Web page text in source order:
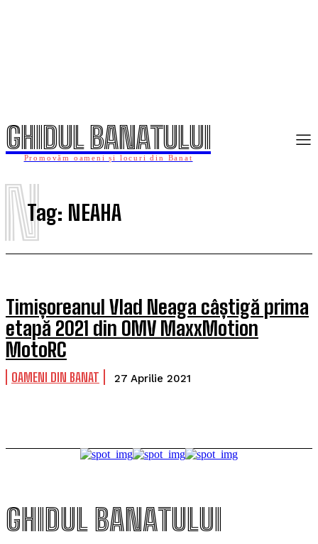
GHIDUL BANATULUI
Promovăm oameni și locuri din Banat
Tag: NEAHA
N
Timișoreanul Vlad Neaga câștigă prima
etapă 2021 din OMV MaxxMotion
MotoRC
OAMENI DIN BANAT 27 Aprilie 2021
GHIDUL BANATULUI